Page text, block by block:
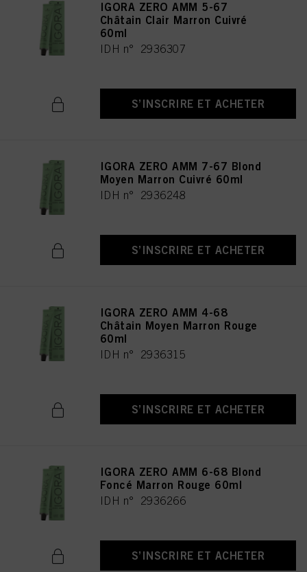
IGORA ZERO AMM 5-67
Châtain Clair Marron Cuivré
60ml
IDH n° 2936307
S’INSCRIRE ET ACHETER
IGORA ZERO AMM 7-67 Blond
Moyen Marron Cuivré 60ml
IDH n° 2936248
S’INSCRIRE ET ACHETER
IGORA ZERO AMM 4-68
Châtain Moyen Marron Rouge
60ml
IDH n° 2936315
S’INSCRIRE ET ACHETER
IGORA ZERO AMM 6-68 Blond
Foncé Marron Rouge 60ml
IDH n° 2936266
S’INSCRIRE ET ACHETER